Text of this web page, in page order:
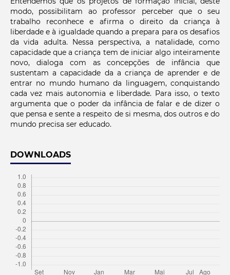
modo, possibilitam ao professor perceber que o seu
trabalho reconhece e afirma o direito da criança à
liberdade e à igualdade quando a prepara para os desafios
da vida adulta. Nessa perspectiva, a natalidade, como
capacidade que a criança tem de iniciar algo inteiramente
novo, dialoga com as concepções de infância que
sustentam a capacidade da a criança de aprender e de
entrar no mundo humano da linguagem, conquistando
cada vez mais autonomia e liberdade. Para isso, o texto
argumenta que o poder da infância de falar e de dizer o
que pensa e sente a respeito de si mesma, dos outros e do
mundo precisa ser educado.
DOWNLOADS